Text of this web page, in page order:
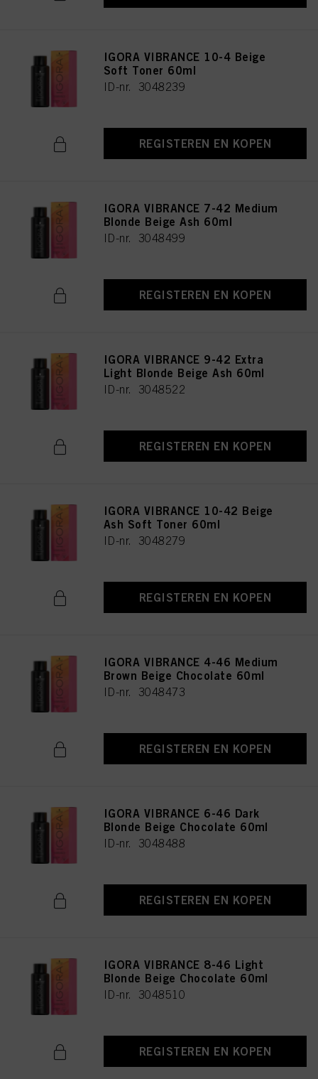
IGORA VIBRANCE 10-4 Beige
Soft Toner 60ml
ID-nr. 3048239
REGISTEREN EN KOPEN
IGORA VIBRANCE 7-42 Medium
Blonde Beige Ash 60ml
ID-nr. 3048499
REGISTEREN EN KOPEN
IGORA VIBRANCE 9-42 Extra
Light Blonde Beige Ash 60ml
ID-nr. 3048522
REGISTEREN EN KOPEN
IGORA VIBRANCE 10-42 Beige
Ash Soft Toner 60ml
ID-nr. 3048279
REGISTEREN EN KOPEN
IGORA VIBRANCE 4-46 Medium
Brown Beige Chocolate 60ml
ID-nr. 3048473
REGISTEREN EN KOPEN
IGORA VIBRANCE 6-46 Dark
Blonde Beige Chocolate 60ml
ID-nr. 3048488
REGISTEREN EN KOPEN
IGORA VIBRANCE 8-46 Light
Blonde Beige Chocolate 60ml
ID-nr. 3048510
REGISTEREN EN KOPEN